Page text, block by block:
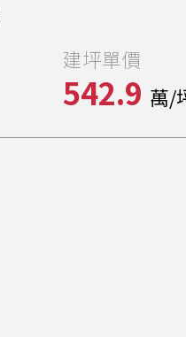
建坪單價
542.9 萬/